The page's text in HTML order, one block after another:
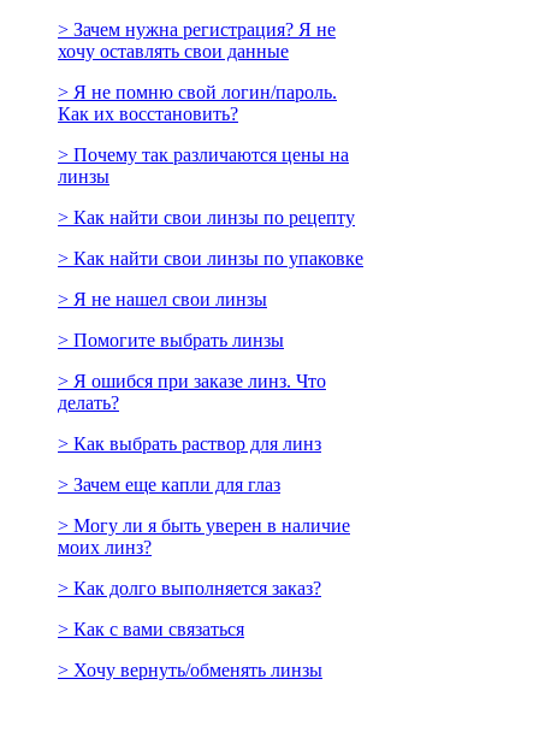
> Зачем нужна регистрация? Я не
хочу оставлять свои данные
> Я не помню свой логин/пароль.
Как их восстановить?
> Почему так различаются цены на
линзы
> Как найти свои линзы по рецепту
> Как найти свои линзы по упаковке
> Я не нашел свои линзы
> Помогите выбрать линзы
> Я ошибся при заказе линз. Что
делать?
> Как выбрать раствор для линз
> Зачем еще капли для глаз
> Могу ли я быть уверен в наличие
моих линз?
> Как долго выполняется заказ?
> Как с вами связаться
> Хочу вернуть/обменять линзы